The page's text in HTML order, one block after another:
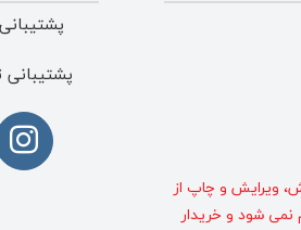
ویرایش و چاپ از
شود و خریدار
پشتیبانی